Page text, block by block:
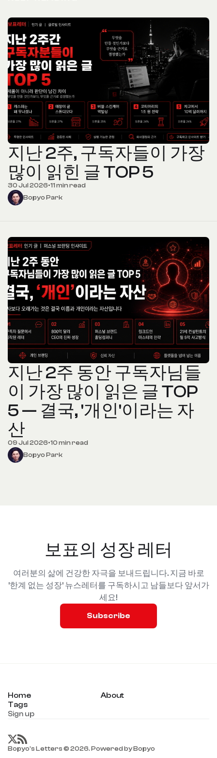
지난 2주, 구독자들이 가장
많이 읽힌 글 TOP 5
30 Jul 2026•11 min read
Bopyo Park
지난 2주 동안 구독자님들
이 가장 많이 읽은 글 TOP
5 — 결국, '개인'이라는 자
산
09 Jul 2026•10 min read
Bopyo Park
보표의 성장 레터
여러분의 삶에 건강한 자극을 보내드립니다. 지금 바로
'한계 없는 성장' 뉴스레터를 구독하시고 남들보다 앞서가
세요!
Subscribe
Home
About
Tags
Sign up
Bopyo's Letters © 2026. Powered by Bopyo